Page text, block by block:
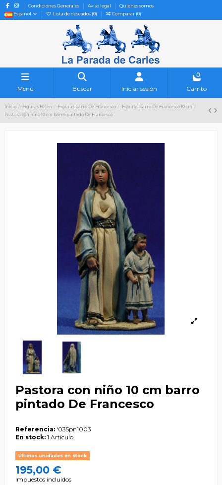
Condiciones Generales Aviso legal
Quienes somos
Español
Lista de deseados (0) Comparar (0)
Menú Buscar Iniciar sesión
0
Carrito
Inicio Figuras Belén Figuras barro De Francesco
Figuras barro De Francesco 10 cm
Pastora con niño 10 cm barro pintado De Francesco
Pastora con niño 10 cm barro
pintado De Francesco
Referencia: '035pn1003
En stock: 1 Artículo
Últimas unidades en stock
195,00 €
Impuestos incluidos